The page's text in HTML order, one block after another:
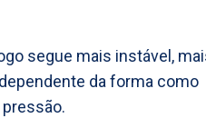
segue mais instável,
da forma como